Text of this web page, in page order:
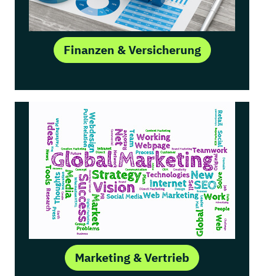
Finanzen & Versicherung
Marketing & Vertrieb